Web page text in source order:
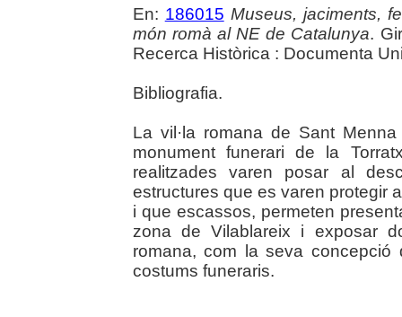
En: 186015 Museus, jaciments,
món romà al NE de Catalunya.
Recerca Històrica : Documenta
Bibliografia.
La vil·la romana de Sant
monument funerari de la
realitzades varen posar al
estructures que es varen protegir
i que escassos, permeten
zona de Vilablareix i exposar
romana, com la seva
costums funeraris.